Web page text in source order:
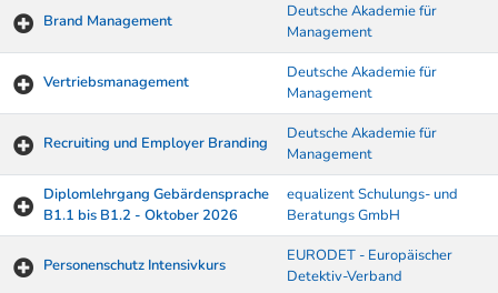
Brand Management
Deutsche Akademie für
Management
Vertriebsmanagement
Deutsche Akademie für
Management
Recruiting und Employer Branding
Deutsche Akademie für
Management
Diplomlehrgang Gebärdensprache
B1.1 bis B1.2 - Oktober 2026
equalizent Schulungs- und
Beratungs GmbH
Personenschutz Intensivkurs
EURODET - Europäischer
Detektiv-Verband